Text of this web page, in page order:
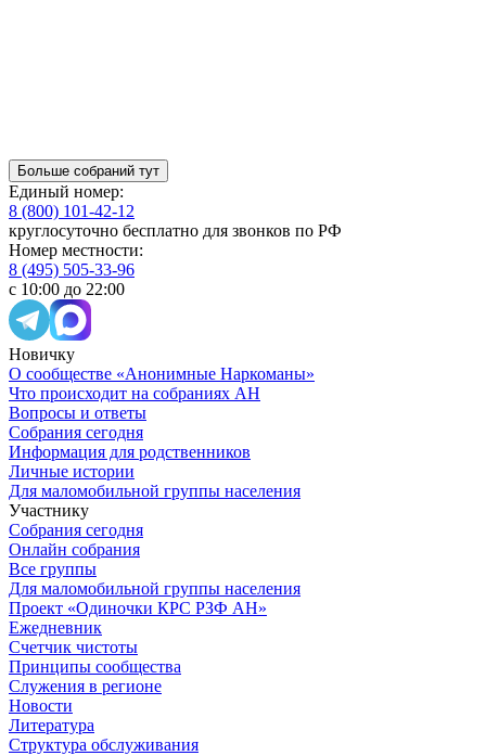
Больше собраний тут
Единый номер:
8 (800) 101-42-12
круглосуточно бесплатно для звонков по РФ
Номер местности:
8 (495) 505-33-96
с 10:00 до 22:00
Новичку
О сообществе «Анонимные Наркоманы»
Что происходит на собраниях АН
Вопросы и ответы
Собрания сегодня
Информация для родственников
Личные истории
Для маломобильной группы населения
Участнику
Собрания сегодня
Онлайн собрания
Все группы
Для маломобильной группы населения
Проект «Одиночки КРС РЗФ АН»
Ежедневник
Счетчик чистоты
Принципы сообщества
Служения в регионе
Новости
Литература
Структура обслуживания